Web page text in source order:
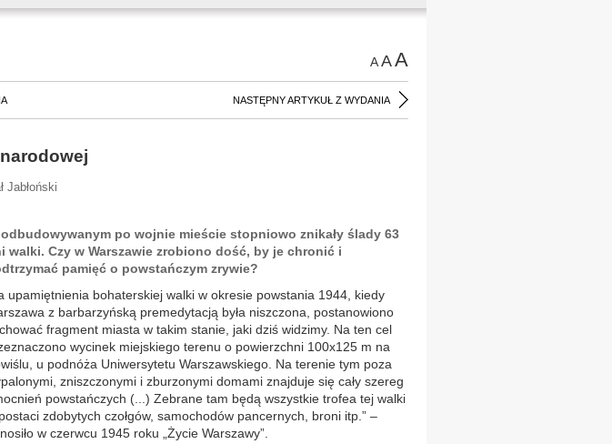
AAA
NASTĘPNY ARTYKUŁ Z WYDANIA
Jabłoński
odbudowywanym po wojnie mieście stopniowo znikały ślady 63
walki. Czy w Warszawie zrobiono dość, by je chronić i
pamięć o powstańczym zrywie?
upamiętnienia bohaterskiej walki w okresie powstania 1944, kiedy
z barbarzyńską premedytacją była niszczona, postanowiono
fragment miasta w takim stanie, jaki dziś widzimy. Na ten cel
wycinek miejskiego terenu o powierzchni 100x125 m na
u podnóża Uniwersytetu Warszawskiego. Na terenie tym poza
zniszczonymi i zburzonymi domami znajduje się cały szereg
powstańczych (...) Zebrane tam będą wszystkie trofea tej walki
zdobytych czołgów, samochodów pancernych, broni itp.” –
w czerwcu 1945 roku „Życie Warszawy”.